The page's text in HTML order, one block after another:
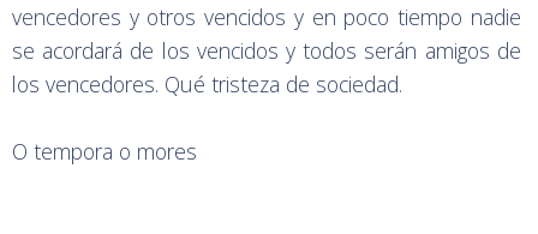
vencedores y otros vencidos y en poco tiempo nadie
se acordará de los vencidos y todos serán amigos de
los vencedores. Qué tristeza de sociedad.
O tempora o mores